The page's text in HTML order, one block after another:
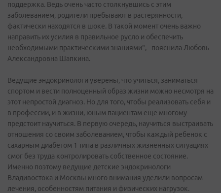
поддержка. Ведь очень часто столкнувшись с этим
заболеванием, родители пребывают в растерянности,
фактически находятся в шоке. В такой момент очень важно
направить их усилия в правильное русло и обеспечить
необходимыми практическими знаниями", - пояснила Любовь
Александровна Шапкина.
Ведущие эндокринологи уверены, что учиться, заниматься
спортом и вести полноценный образ жизни можно несмотря на
этот непростой диагноз. Но для того, чтобы реализовать себя и
в профессии, и в жизни, юным пациентам еще многому
предстоит научиться. В первую очередь, научиться выстраивать
отношения со своим заболеванием, чтобы каждый ребенок с
сахарным диабетом 1 типа в различных жизненных ситуациях
смог без труда контролировать собственное состояние.
Именно поэтому ведущие детские эндокринологи
Владивостока и Москвы много внимания уделили вопросам
лечения, особенностям питания и физических нагрузок.